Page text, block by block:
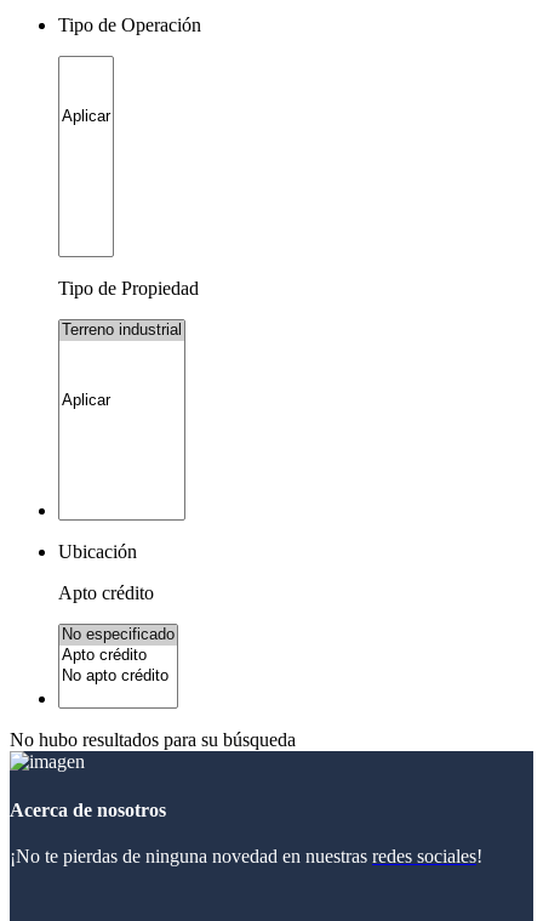
Tipo de Operación
Tipo de Propiedad
Ubicación
Apto crédito
No hubo resultados para su búsqueda
Acerca de nosotros
¡No te pierdas de ninguna novedad en nuestras redes sociales!